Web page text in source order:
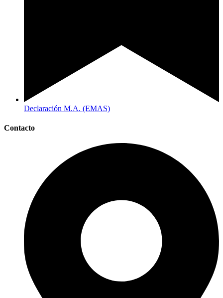
Declaración M.A. (EMAS)
Contacto